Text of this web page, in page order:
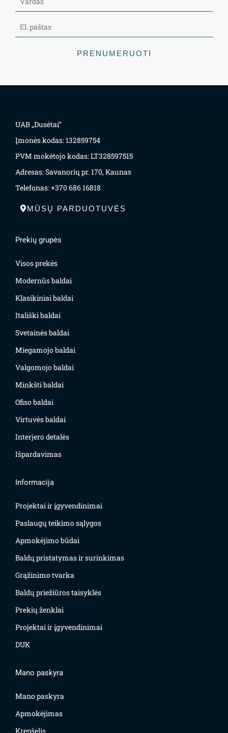
PRENUMERUOTI
UAB „Dusėtai“
Įmonės kodas: 132859754
PVM mokėtojo kodas: LT328597515
Adresas: Savanorių pr. 170, Kaunas
Telefonas: +370 686 16818
MŪSŲ PARDUOTUVĖS
Prekių grupės
Visos prekės
Modernūs baldai
Klasikiniai baldai
Itališki baldai
Svetainės baldai
Miegamojo baldai
Valgomojo baldai
Minkšti baldai
Ofiso baldai
Virtuvės baldai
Interjero detalės
Išpardavimas
Informacija
Projektai ir įgyvendinimai
Paslaugų teikimo sąlygos
Apmokėjimo būdai
Baldų pristatymas ir surinkimas
Grąžinimo tvarka
Baldų priežiūros taisyklės
Prekių ženklai
Projektai ir įgyvendinimai
DUK
Mano paskyra
Mano paskyra
Apmokėjimas
Krepšelis